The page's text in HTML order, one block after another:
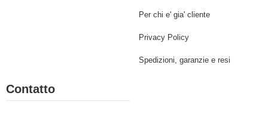
Per chi e' gia' cliente
Privacy Policy
Spedizioni, garanzie e resi
Contatto